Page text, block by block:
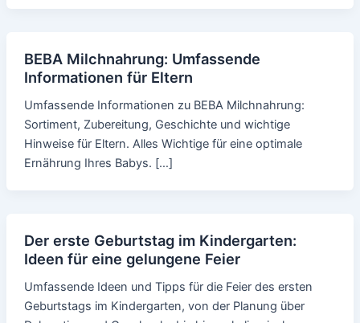
BEBA Milchnahrung: Umfassende
Informationen für Eltern
Umfassende Informationen zu BEBA Milchnahrung:
Sortiment, Zubereitung, Geschichte und wichtige
Hinweise für Eltern. Alles Wichtige für eine optimale
Ernährung Ihres Babys. […]
Der erste Geburtstag im Kindergarten:
Ideen für eine gelungene Feier
Umfassende Ideen und Tipps für die Feier des ersten
Geburtstags im Kindergarten, von der Planung über